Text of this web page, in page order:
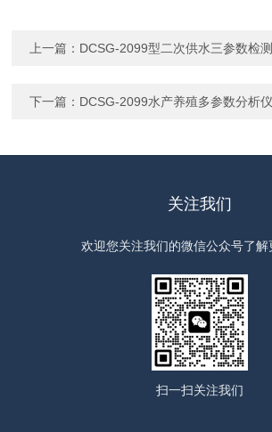
上一篇： DCSG-2099型二次供水三参数检
下一篇： DCSG-2099水产养殖多参数分析仪
关注我们
欢迎您关注我们的微信公众号了解
扫一扫关注我们